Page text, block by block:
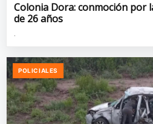
Colonia Dora: conmoción por
de 26 años
.
POLICIALES